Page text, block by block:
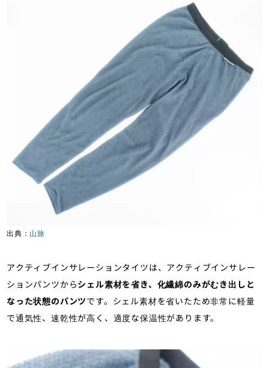
出典： 山旅
アクティブインサレーションタイツは、アクティブインサレー
ションパンツからシェル素材を省き、化繊綿のみがむき出しと
なった状態のパンツです。シェル素材を省いたため非常に軽量
で通気性、速乾性が高く、適度な保温性があります。